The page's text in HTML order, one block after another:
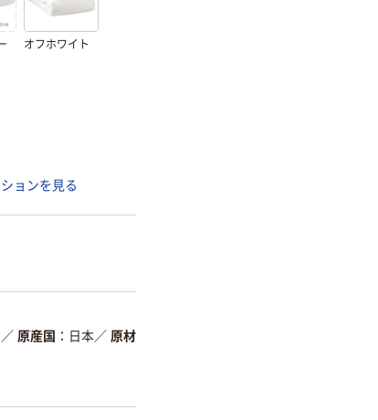
オフホワイト
ョンを見る
／ 原産国 日本／ 原材